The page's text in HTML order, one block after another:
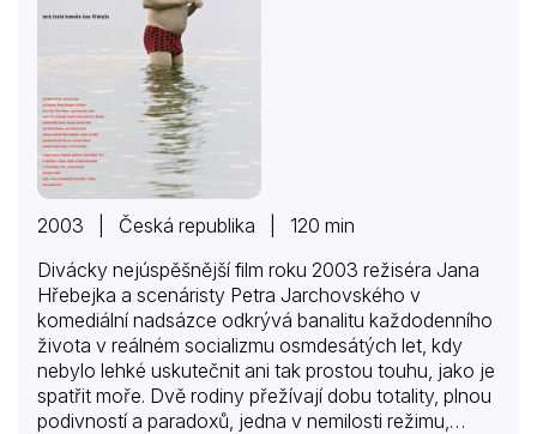
2003 | Česká republika | 120 min
Divácky nejúspěšnější film roku 2003 režiséra Jana
Hřebejka a scenáristy Petra Jarchovského v
komediální nadsázce odkrývá banalitu každodenního
života v reálném socializmu osmdesátých let, kdy
nebylo lehké uskutečnit ani tak prostou touhu, jako je
spatřit moře. Dvě rodiny přežívají dobu totality, plnou
podivností a paradoxů, jedna v nemilosti režimu,